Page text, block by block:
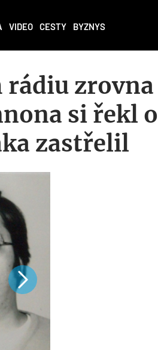
VIDEO CESTY BYZNYS
zrovna
si řekl o
zastřelil